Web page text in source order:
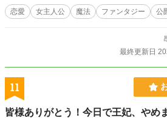
恋愛 女主人公 魔法 ファンタジー 公
最終更新日
11
皆様ありがとう！今日で王妃、やめ